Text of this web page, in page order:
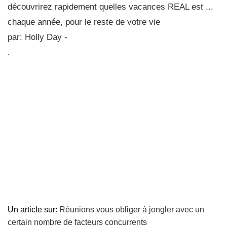
découvrirez rapidement quelles vacances REAL est ...
chaque année, pour le reste de votre vie
par: Holly Day -
.
Un article sur: Réunions vous obliger à jongler avec un
certain nombre de facteurs concurrents